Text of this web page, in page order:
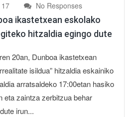
No Responses
ikastetxean eskolako
hitzaldia egingo dute
20an, Dunboa ikastetxean
isildua” hitzaldia eskainiko
arratsaldeko 17:00etan hasiko
eta zaintza zerbitzua behar
irun...